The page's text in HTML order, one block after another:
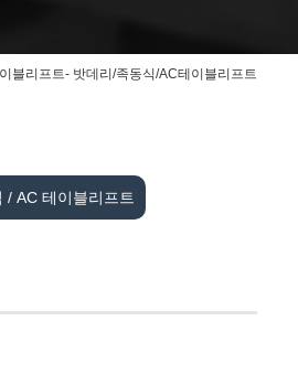
블리프트- 밧데리/족동식/AC테이블리프트
/ AC 테이블리프트